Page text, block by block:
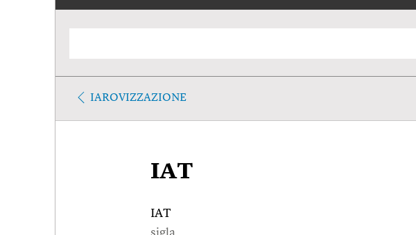
IAROVIZZAZIONE
IAT
IAT